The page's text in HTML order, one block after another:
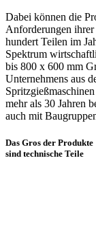
Dabei können die
Anforderungen
hundert Teilen im
Spektrum
bis 800 x 600 mm
Unternehmens aus
mehr als 30 Jahren
auch mit
Das Gros der Produkte
sind technische Teile